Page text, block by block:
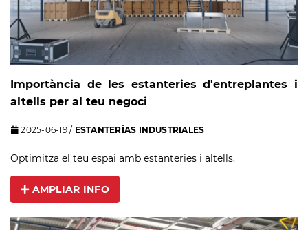
Importància de les estanteries d'entreplantes i
altells per al teu negoci
2025-06-19/ ESTANTERÍAS INDUSTRIALES
Optimitza el teu espai amb estanteries i altells.
AMPLIAR INFO